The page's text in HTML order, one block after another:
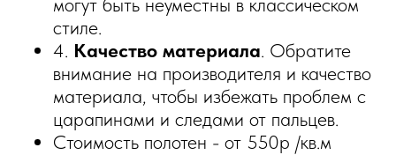
стиле.
4. Качество материала. Обратите
внимание на производителя и качество
материала, чтобы избежать проблем с
царапинами и следами от пальцев.
Стоимость полотен - от 550р /кв.м